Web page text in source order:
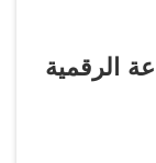
الرقمية